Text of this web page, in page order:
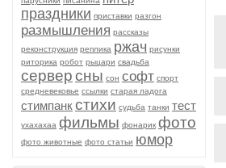
праздники приставки разгон
размышления рассказы
реконструкция реплика ржач рисунки
риторика робот рыцари свадьба
серверсны сон софт спорт
средневековье ссылки старая ладога
стимпанкстихи судьба танки тест
ухахахаа фильмы фонарик фото
фото животные фото статьи юмор